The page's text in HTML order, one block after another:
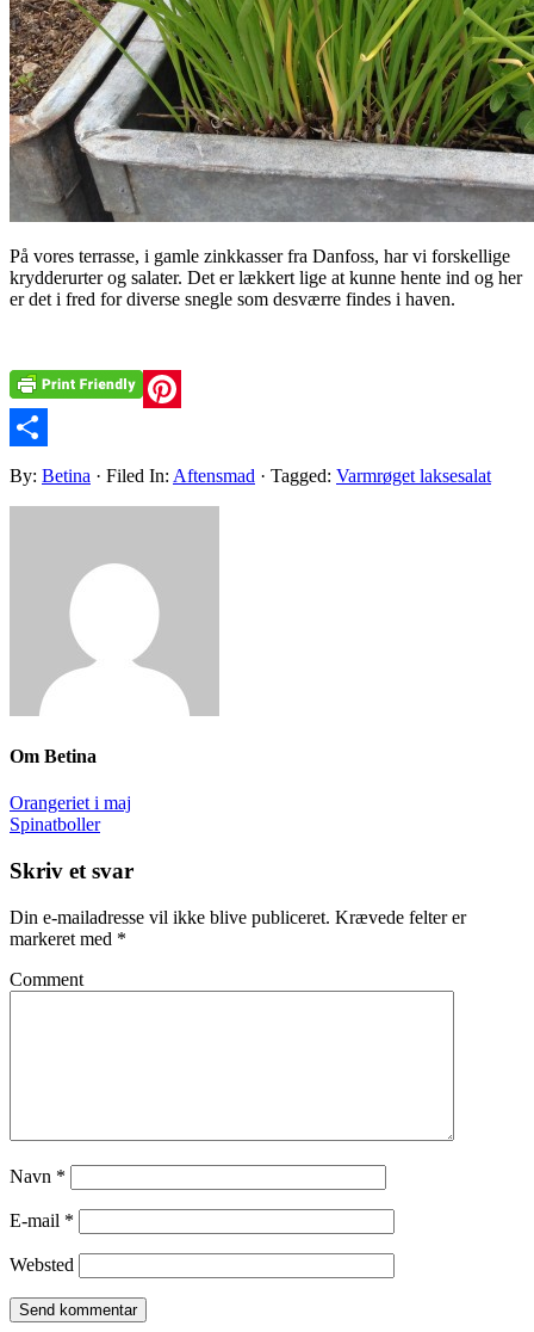
På vores terrasse, i gamle zinkkasser fra Danfoss, har vi forskellige
krydderurter og salater. Det er lækkert lige at kunne hente ind og her
er det i fred for diverse snegle som desværre findes i haven.
Pinterest
Share
By: Betina · Filed In: Aftensmad · Tagged: Varmrøget laksesalat
Om Betina
Orangeriet i maj
Spinatboller
Skriv et svar
Din e-mailadresse vil ikke blive publiceret. Krævede felter er
markeret med *
Comment
Navn *
E-mail *
Websted